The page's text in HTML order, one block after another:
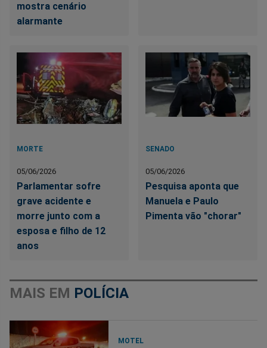
mostra cenário
alarmante
MORTE
05/06/2026
Parlamentar sofre
grave acidente e
morre junto com a
esposa e filho de 12
anos
SENADO
05/06/2026
Pesquisa aponta que
Manuela e Paulo
Pimenta vão "chorar"
MAIS EM POLÍCIA
MOTEL